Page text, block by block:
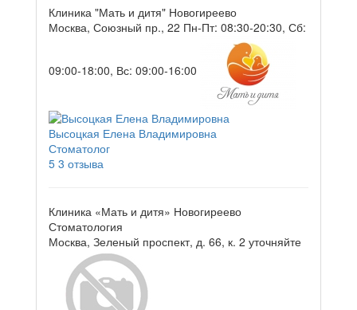
Клиника "Мать и дитя" Новогиреево
Москва, Союзный пр., 22 Пн-Пт: 08:30-20:30, Сб:
09:00-18:00, Вс: 09:00-16:00
Высоцкая Елена Владимировна
Стоматолог
5 3 отзыва
Клиника «Мать и дитя» Новогиреево
Стоматология
Москва, Зеленый проспект, д. 66, к. 2 уточняйте